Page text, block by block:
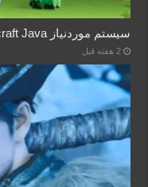
سیستم موردنیاز Minecraft Java پس از ۱۷ سال تغییر کرد
2 هفته قبل